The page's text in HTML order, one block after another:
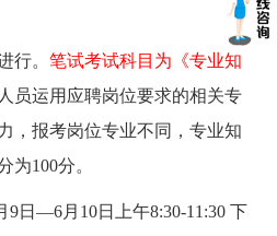
行。笔试考试科目为《专业知
员运用应聘岗位要求的相关专
，报考岗位专业不同，专业知
为100分。
9日—6月10日上午8:30-11:30 下